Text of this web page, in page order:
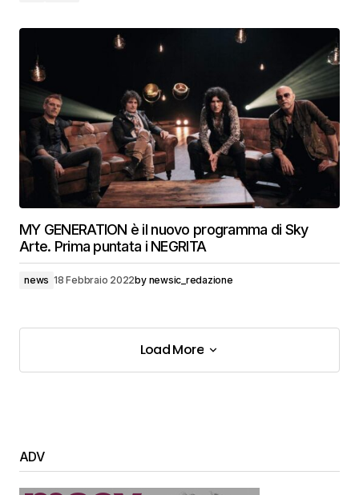
MY GENERATION è il nuovo programma di Sky
Arte. Prima puntata i NEGRITA
news 18 Febbraio 2022by newsic_redazione
Load More
Load More
ADV